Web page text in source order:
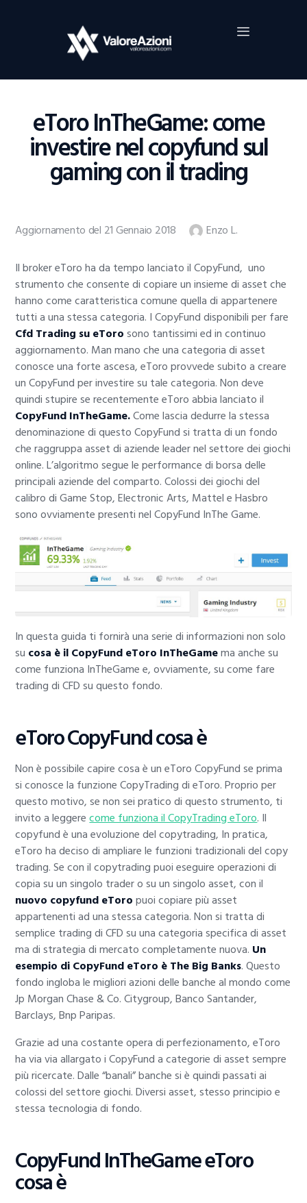
eToro InTheGame: come
investire nel copyfund sul
gaming con il trading
Home
Investimenti
Borsa
Guide Al Trading
Criptovalute
Aggiornamento del 21 Gennaio 2018 Enzo L.
Il broker eToro ha da tempo lanciato il CopyFund, uno
strumento che consente di copiare un insieme di asset che
hanno come caratteristica comune quella di appartenere
tutti a una stessa categoria. I CopyFund disponibili per fare
Cfd Trading su eTorosono tantissimi ed in continuo
aggiornamento. Man mano che una categoria di asset
conosce una forte ascesa, eToro provvede subito a creare
un CopyFund per investire su tale categoria. Non deve
quindi stupire se recentemente eToro abbia lanciato il
CopyFund InTheGame.Come lascia dedurre la stessa
denominazione di questo CopyFund si tratta di un fondo
che raggruppa asset di aziende leader nel settore dei giochi
online. L’algoritmo segue le performance di borsa delle
principali aziende del comparto. Colossi dei giochi del
calibro di Game Stop, Electronic Arts, Mattel e Hasbro
sono ovviamente presenti nel CopyFund InThe Game.
In questa guida ti fornirà una serie di informazioni non solo
su cosa è il CopyFund eToro InTheGamema anche su
come funziona InTheGame e, ovviamente, su come fare
trading di CFD su questo fondo.
eToro CopyFund cosa è
Non è possibile capire cosa è un eToro CopyFund se prima
si conosce la funzione CopyTrading di eToro. Proprio per
questo motivo, se non sei pratico di questo strumento, ti
invito a leggerecome funziona il CopyTrading eToro. Il
copyfund è una evoluzione del copytrading, In pratica,
eToro ha deciso di ampliare le funzioni tradizionali del copy
trading. Se con il copytrading puoi eseguire operazioni di
copia su un singolo trader o su un singolo asset, con il
nuovo copyfund eToropuoi copiare più asset
appartenenti ad una stessa categoria. Non si tratta di
semplice trading di CFD su una categoria specifica di asset
ma di strategia di mercato completamente nuova. Un
esempio di CopyFund eToro è The Big Banks. Questo
fondo ingloba le migliori azioni delle banche al mondo come
Jp Morgan Chase & Co. Citygroup, Banco Santander,
Barclays, Bnp Paripas.
Grazie ad una costante opera di perfezionamento, eToro
ha via via allargato i CopyFund a categorie di asset sempre
più ricercate. Dalle “banali” banche si è quindi passati ai
colossi del settore giochi. Diversi asset, stesso principio e
stessa tecnologia di fondo.
CopyFund InTheGame eToro
cosa è